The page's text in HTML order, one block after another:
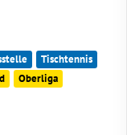
Tischtennis
Oberliga